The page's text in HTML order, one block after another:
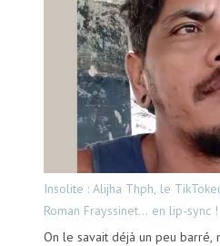
Insolite : Alijha Thph, le
Roman Frayssinet… en lip-sync !
On le savait déjà un peu barré,